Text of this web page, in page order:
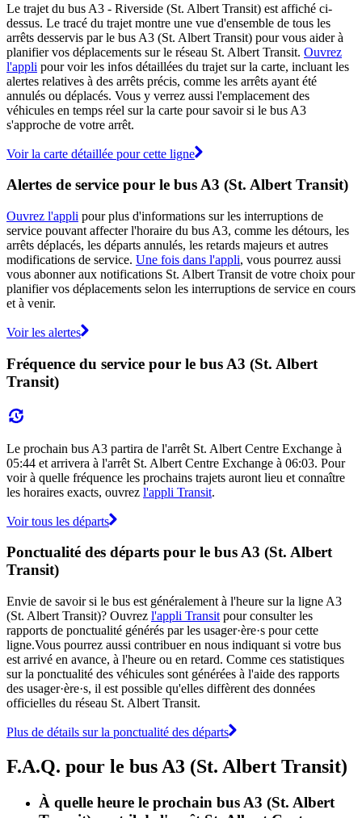
Le trajet du bus A3 - Riverside (St. Albert Transit) est affiché ci-
dessus. Le tracé du trajet montre une vue d'ensemble de tous les
arrêts desservis par le bus A3 (St. Albert Transit) pour vous aider à
planifier vos déplacements sur le réseau St. Albert Transit. Ouvrez
l'appli pour voir les infos détaillées du trajet sur la carte, incluant les
alertes relatives à des arrêts précis, comme les arrêts ayant été
annulés ou déplacés. Vous y verrez aussi l'emplacement des
véhicules en temps réel sur la carte pour savoir si le bus A3
s'approche de votre arrêt.
Voir la carte détaillée pour cette ligne
Alertes de service pour le bus A3 (St. Albert Transit)
Ouvrez l'appli pour plus d'informations sur les interruptions de
service pouvant affecter l'horaire du bus A3, comme les détours, les
arrêts déplacés, les départs annulés, les retards majeurs et autres
modifications de service. Une fois dans l'appli, vous pourrez aussi
vous abonner aux notifications St. Albert Transit de votre choix pour
planifier vos déplacements selon les interruptions de service en cours
et à venir.
Voir les alertes
Fréquence du service pour le bus A3 (St. Albert
Transit)
Le prochain bus A3 partira de l'arrêt St. Albert Centre Exchange à
05:44 et arrivera à l'arrêt St. Albert Centre Exchange à 06:03. Pour
voir à quelle fréquence les prochains trajets auront lieu et connaître
les horaires exacts, ouvrez l'appli Transit.
Voir tous les départs
Ponctualité des départs pour le bus A3 (St. Albert
Transit)
Envie de savoir si le bus est généralement à l'heure sur la ligne A3
(St. Albert Transit)? Ouvrez l'appli Transit pour consulter les
rapports de ponctualité générés par les usager·ère·s pour cette
ligne.Vous pourrez aussi contribuer en nous indiquant si votre bus
est arrivé en avance, à l'heure ou en retard. Comme ces statistiques
sur la ponctualité des véhicules sont générées à l'aide des rapports
des usager·ère·s, il est possible qu'elles diffèrent des données
officielles du réseau St. Albert Transit.
Plus de détails sur la ponctualité des départs
F.A.Q. pour le bus A3 (St. Albert Transit)
À quelle heure le prochain bus A3 (St. Albert